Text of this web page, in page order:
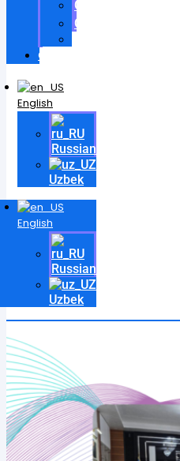
Certificates
Contracts
Contact
English
Russian
Uzbek
English
Russian
Uzbek